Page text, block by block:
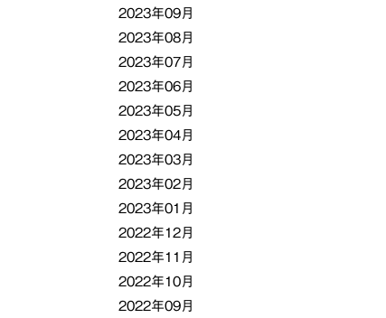
2023年09月
2023年08月
2023年07月
2023年06月
2023年05月
2023年04月
2023年03月
2023年02月
2023年01月
2022年12月
2022年11月
2022年10月
2022年09月